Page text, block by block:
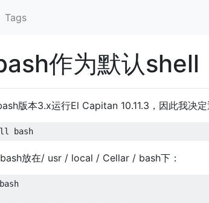
Tags
作为默认shell
版本3.x运行El Capitan 10.11.3，因此我决
bash
放在/ usr / local / Cellar / bash下：